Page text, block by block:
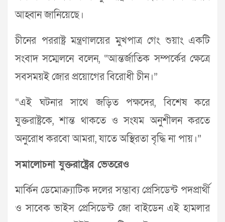
আহ্বান জানিয়েছে।
চীনের পররাষ্ট্র মন্ত্রণালয়ের মুখপাত্র গেং শুয়াং একটি
সংবাদ সম্মেলনে বলেন, “আন্তর্জাতিক সম্পর্কের ক্ষেত্রে
সবসময়ই জোর প্রয়োগের বিরোধী চীন।”
“এই ঘটনার সাথে জড়িত পক্ষদের, বিশেষ করে
যুক্তরাষ্ট্রকে, শান্ত থাকতে ও সংযম অনুশীলন করতে
অনুরোধ করবো আমরা, যাতে অস্থিরতা বৃদ্ধি না পায়।”
সমালোচনা যুক্তরাষ্ট্রের ভেতরেও
মার্কিন ডেমোক্র্যাটিক দলের সম্ভাব্য প্রেসিডেন্ট পদপ্রার্থী
ও সাবেক ভাইস প্রেসিডেন্ট জো বাইডেন এই হামলার